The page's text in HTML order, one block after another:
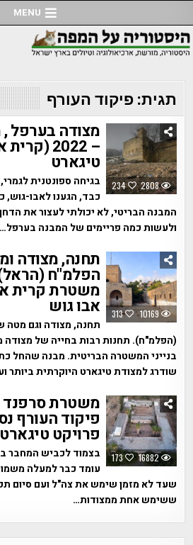
to
content
MENU
תגית:פיקוד העורף
234 2808
מצודה בערפל
– 2022
טיגארט
בגיחה ספונטנית
כבד, הגענו לאבו-גוש,
המבנה הבריטי, לא יכולתי לעצור את
ולעשות כמה פריימים של המבנה
313 10169
תחנה, מצודה
הפלמ"ח
משטרת קרית
אבו גוש
תחנה, מצודה וגם מטה
(הפלמ"ח). תחנות רבות בחייה של מצודה
בנייני המשטרה הבריטית. מבנה שהחל
שודרג למצודת טיגארט היוקרתית ביותר
173 16882
משטרת סרפנד
פיקוד העורף
פרויקט טיגארט
בצמוד לכביש המחבר
עומד כבר למעלה
שעד לא מזמן שימש את צה"ל ועם סיום
ששימש אחת ממצודות…